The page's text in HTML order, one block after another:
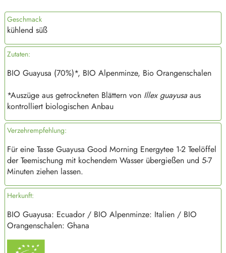
Geschmack
kühlend süß
Zutaten:
BIO Guayusa (70%)*, BIO Alpenminze, Bio Orangenschalen
*Auszüge aus getrockneten Blättern von Illex guayusa aus
kontrolliert biologischen Anbau
Verzehrempfehlung:
Für eine Tasse Guayusa Good Morning Energytee 1-2 Teelöffel
der Teemischung mit kochendem Wasser übergießen und 5-7
Minuten ziehen lassen.
Herkunft:
BIO Guayusa: Ecuador / BIO Alpenminze: Italien / BIO
Orangenschalen: Ghana